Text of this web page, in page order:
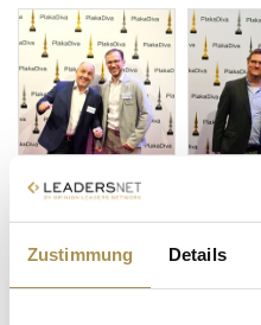
Zustimmung Details